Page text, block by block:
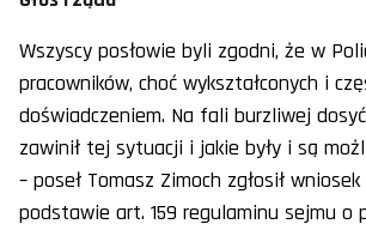
Wszyscy posłowie byli zgodni, że w
pracowników, choć wykształconych i
doświadczeniem. Na fali burzliwej
zawinił tej sytuacji i jakie były i są
– poseł Tomasz Zimoch zgłosił
podstawie art. 159 regulaminu sejmu o